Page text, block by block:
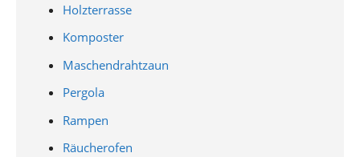
Holzterrasse
Komposter
Maschendrahtzaun
Pergola
Rampen
Räucherofen